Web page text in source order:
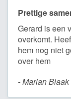
Prettige
Gerard is een
overkomt.
hem nog niet
over hem
- Marian Blaak